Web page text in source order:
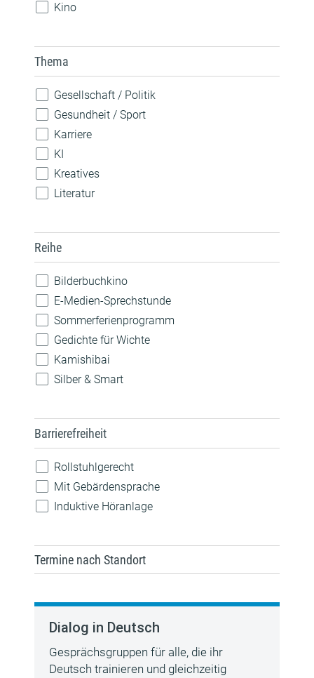
Kino
Spiele
Theateraufführung
Thema
Gesellschaft / Politik
Gesundheit / Sport
Karriere
KI
Kreatives
Literatur
Musik
Nachhaltigkeit
Reihe
Bilderbuchkino
E-Medien-Sprechstunde
Sommerferienprogramm
Gedichte für Wichte
Kamishibai
Silber & Smart
Barrierefreiheit
Rollstuhlgerecht
Mit Gebärdensprache
Induktive Höranlage
Termine nach Standort
Dialog in Deutsch
Gesprächsgruppen für alle, die ihr
Deutsch trainieren und gleichzeitig